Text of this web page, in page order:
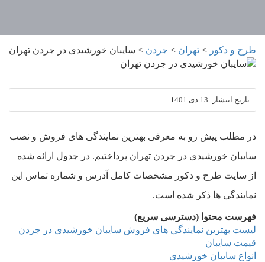
طرح و دکور > تهران > جردن > سایبان خورشیدی در جردن تهران
تاریخ انتشار: 13 دی 1401
در مطلب پیش رو به معرفی بهترین نمایندگی های فروش و نصب
سایبان خورشیدی در جردن تهران پرداختیم. در جدول ارائه شده
از سایت طرح و دکور مشخصات کامل آدرس و شماره تماس این
نمایندگی ها ذکر شده است.
فهرست محتوا (دسترسی سریع)
لیست بهترین نمایندگی های فروش سایبان خورشیدی در جردن
قیمت سایبان
انواع سایبان خورشیدی